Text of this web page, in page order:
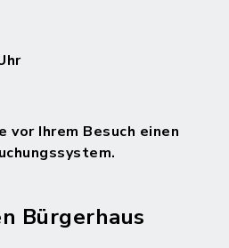
vor Ihrem Besuch einen
Bürgerhaus